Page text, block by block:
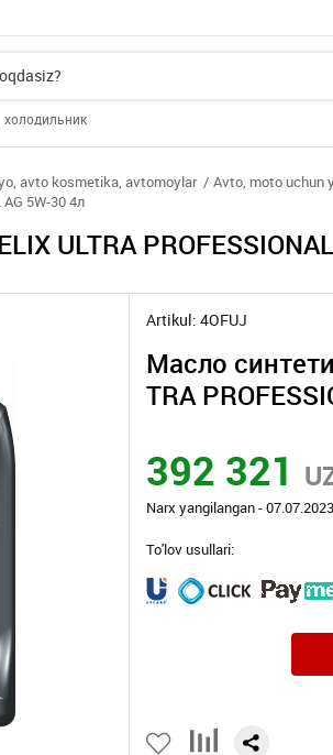
холодильник
avto kosmetika, avtomoylar Avto, moto uchun
5W-30 4л
ULTRA
Artikul: 4OFUJ
Масло
392 321
Narx yangilangan - 07.07.2023
To'lov usullari: